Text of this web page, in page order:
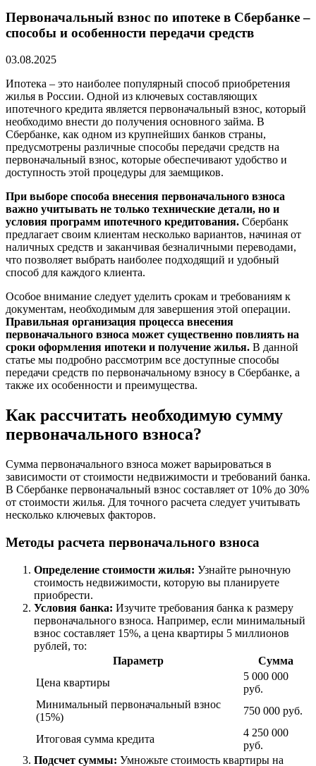
Первоначальный взнос по ипотеке в Сбербанке –
способы и особенности передачи средств
03.08.2025
Ипотека – это наиболее популярный способ приобретения
жилья в России. Одной из ключевых составляющих
ипотечного кредита является первоначальный взнос, который
необходимо внести до получения основного займа. В
Сбербанке, как одном из крупнейших банков страны,
предусмотрены различные способы передачи средств на
первоначальный взнос, которые обеспечивают удобство и
доступность этой процедуры для заемщиков.
При выборе способа внесения первоначального взноса
важно учитывать не только технические детали, но и
условия программ ипотечного кредитования. Сбербанк
предлагает своим клиентам несколько вариантов, начиная от
наличных средств и заканчивая безналичными переводами,
что позволяет выбрать наиболее подходящий и удобный
способ для каждого клиента.
Особое внимание следует уделить срокам и требованиям к
документам, необходимым для завершения этой операции.
Правильная организация процесса внесения
первоначального взноса может существенно повлиять на
сроки оформления ипотеки и получение жилья. В данной
статье мы подробно рассмотрим все доступные способы
передачи средств по первоначальному взносу в Сбербанке, а
также их особенности и преимущества.
Как рассчитать необходимую сумму
первоначального взноса?
Сумма первоначального взноса может варьироваться в
зависимости от стоимости недвижимости и требований банка.
В Сбербанке первоначальный взнос составляет от 10% до 30%
от стоимости жилья. Для точного расчета следует учитывать
несколько ключевых факторов.
Методы расчета первоначального взноса
Определение стоимости жилья: Узнайте рыночную
стоимость недвижимости, которую вы планируете
приобрести.
Условия банка: Изучите требования банка к размеру
первоначального взноса. Например, если минимальный
взнос составляет 15%, а цена квартиры 5 миллионов
рублей, то:
Параметр
Сумма
Цена квартиры
5 000 000
руб.
Минимальный первоначальный взнос
(15%)
750 000 руб.
Итоговая сумма кредита
4 250 000
руб.
Подсчет суммы: Умножьте стоимость квартиры на